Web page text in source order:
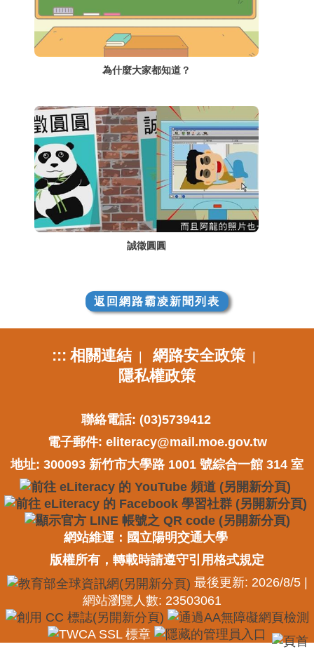
為什麼大家都知道？
誠徵圓圓
返回網路霸凌新聞列表
::: 相關連結| 網路安全政策|
隱私權政策
聯絡電話: (03)5739412
電子郵件: eliteracy@mail.moe.gov.tw
地址: 300093 新竹市大學路 1001 號綜合一館 314 室
網站維運：國立陽明交通大學
版權所有，轉載時請遵守引用格式規定
最後更新: 2026/8/5 |
網站瀏覽人數: 23503061